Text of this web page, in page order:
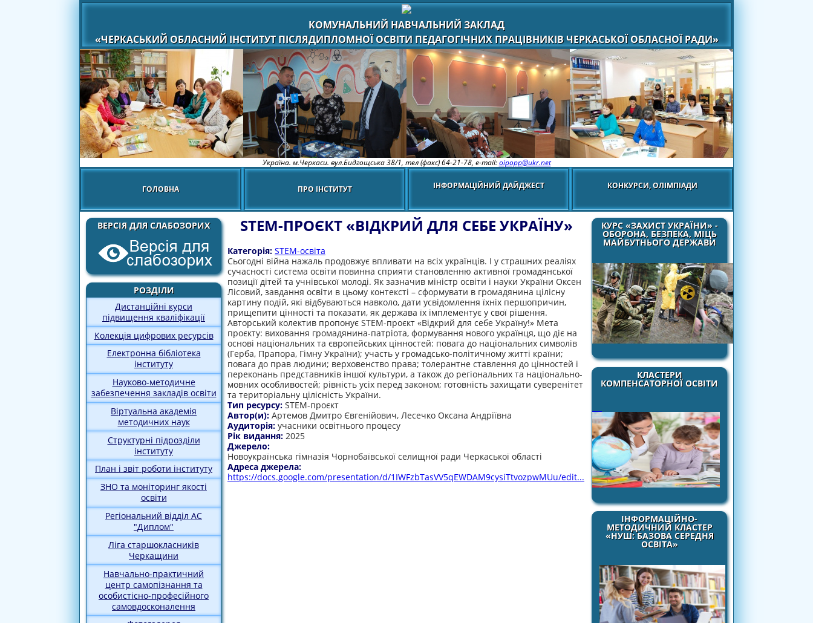
КОМУНАЛЬНИЙ НАВЧАЛЬНИЙ ЗАКЛАД
«ЧЕРКАСЬКИЙ ОБЛАСНИЙ ІНСТИТУТ ПІСЛЯДИПЛОМНОЇ ОСВІТИ ПЕДАГОГІЧНИХ ПРАЦІВНИКІВ ЧЕРКАСЬКОЇ ОБЛАСНОЇ РАДИ»
Україна. м.Черкаси. вул.Бидгощська 38/1, тел (факс) 64-21-78, e-mail:oipopp@ukr.net
ГОЛОВНА ПРО ІНСТИТУТ ІНФОРМАЦІЙНИЙ ДАЙДЖЕСТ КОНКУРСИ, ОЛІМПІАДИ
ВЕРСІЯ ДЛЯ СЛАБОЗОРИХ
РОЗДІЛИ
Дистанційні курси
підвищення кваліфікації
Колекція цифрових ресурсів
Електронна бібліотека
інституту
Науково-методичне
забезпечення закладів освіти
Віртуальна академія
методичних наук
Структурні підрозділи
інституту
План і звіт роботи інституту
ЗНО та моніторинг якості
освіти
Регіональний відділ АС
"Диплом"
Ліга старшокласників
Черкащини
Навчально-практичний
центр самопізнання та
особистісно-професійного
самовдосконалення
КУРС «ЗАХИСТ УКРАЇНИ» -
ОБОРОНА, БЕЗПЕКА, МІЦЬ
МАЙБУТНЬОГО ДЕРЖАВИ
КЛАСТЕРИ
КОМПЕНСАТОРНОЇ ОСВІТИ
ІНФОРМАЦІЙНО-
МЕТОДИЧНИЙ КЛАСТЕР
«НУШ: БАЗОВА СЕРЕДНЯ
ОСВІТА»
STEM-ПРОЄКТ «ВІДКРИЙ ДЛЯ СЕБЕ УКРАЇНУ»
Категорія: STEM-освіта
Сьогодні війна нажаль продовжує впливати на всіх українців. І у страшних реаліях
сучасності система освіти повинна сприяти становленню активної громадянської
позиції дітей та учнівської молоді. Як зазначив міністр освіти і науки України Оксен
Лісовий, завдання освіти в цьому контексті – сформувати в громадянина цілісну
картину подій, які відбуваються навколо, дати усвідомлення їхніх першопричин,
прищепити цінності та показати, як держава їх імплементує у свої рішення.
Авторський колектив пропонує STEM-проєкт «Відкрий для себе Україну!» Мета
проєкту: виховання громадянина-патріота, формування нового українця, що діє на
основі національних та європейських цінностей: повага до національних символів
(Герба, Прапора, Гімну України); участь у громадсько-політичному житті країни;
повага до прав людини; верховенство права; толерантне ставлення до цінностей і
переконань представників іншої культури, а також до регіональних та національно-
мовних особливостей; рівність усіх перед законом; готовність захищати суверенітет
та територіальну цілісність України.
Тип ресурсу: STEM-проєкт
Автор(и): Артемов Дмитро Євгенійович, Лесечко Оксана Андріївна
Аудиторія: учасники освітнього процесу
Рік видання: 2025
Джерело:
Новоукраїнська гімназія Чорнобаївської селищної ради Черкаської області
Адреса джерела:
https://docs.google.com/presentation/d/1IWFzbTasVV5qEWDAM9cysiTtvozpwMUu/edit...